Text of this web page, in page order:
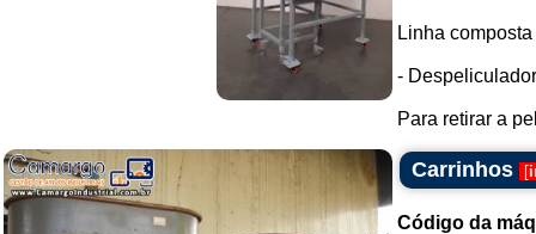
Linha
-
Para retirar a
Carrinhos [
Código da